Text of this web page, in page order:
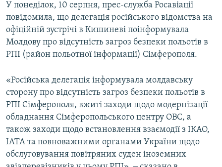
У понеділок, 10 серпня, прес-служба Росавіації
повідомила, що делегація російського відомства на
офіційній зустрічі в Кишиневі поінформувала
Молдову про відсутність загроз безпеки польотів в
РПІ (район польотної інформації) Сімферополя.
«Російська делегація інформувала молдавську
сторону про відсутність загроз безпеки польотів в
РПІ Сімферополя, вжиті заходи щодо модернізації
обладнання Сімферопольського центру ОВС, а
також заходи щодо встановлення взаємодії з ІКАО,
ІАТА та повноважними органами України щодо
обслуговування повітряних суден іноземних